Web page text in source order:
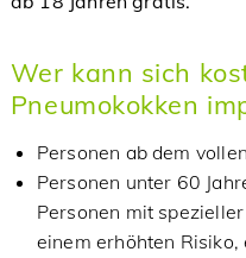
Wer kann sich
Pneumokokken
Personen ab dem
Personen unter 60
Personen mit
einem erhöhten Risiko,